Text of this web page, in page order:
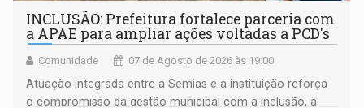
INCLUSÃO: Prefeitura fortalece parceria com
a APAE para ampliar ações voltadas a PCD's
Comunidade 07 de Agosto de 2026 às 19:00
Atuação integrada entre a Semias e a instituição reforça
o compromisso da gestão municipal com a inclusão, a